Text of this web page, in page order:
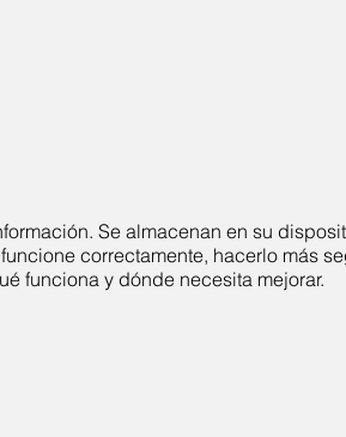
Se almacenan en su
correctamente, hacerlo más
funciona y dónde necesita mejorar.